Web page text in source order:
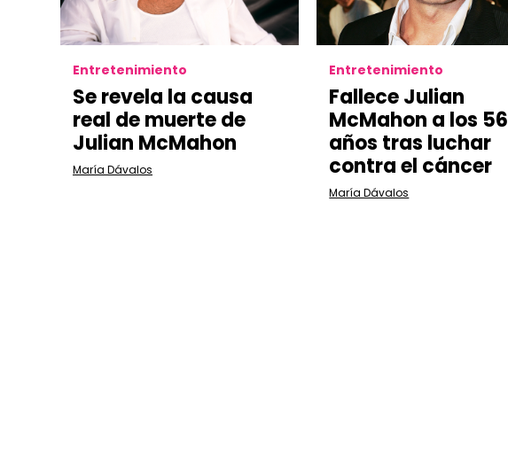
Entretenimiento
Se revela la causa
real de muerte de
Julian McMahon
María Dávalos
Entretenimiento
Fallece Julian
McMahon a los 56
años tras luchar
contra el cáncer
María Dávalos